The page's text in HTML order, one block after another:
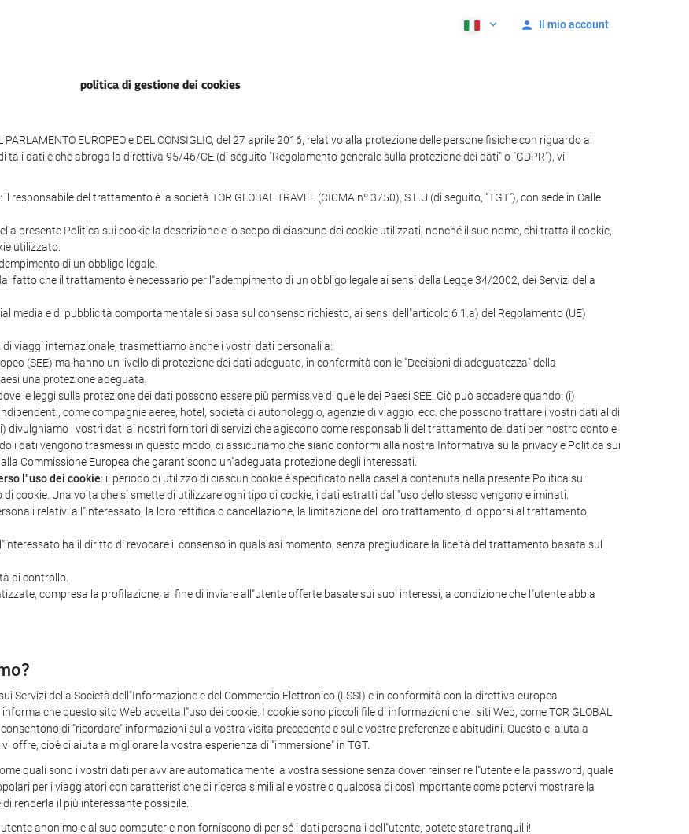
Il mio account
politica di gestione dei cookies
EUROPEO e DEL CONSIGLIO, del 27 aprile 2016, relativo alla protezione delle persone fisiche con riguardo al
dati e che abroga la direttiva 95/46/CE (di seguito "Regolamento generale sulla protezione dei dati" o "GDPR"), vi
: il responsabile del trattamento è la società TOR GLOBAL TRAVEL (CICMA nº 3750), S.L.U (di seguito, "TGT"), con sede in Calle
presente Politica sui cookie la descrizione e lo scopo di ciascuno dei cookie utilizzati, nonché il suo nome, chi tratta il cookie,
utilizzato.
di un obbligo legale.
fatto che il trattamento è necessario per l"adempimento di un obbligo legale ai sensi della Legge 34/2002, dei Servizi della
media e di pubblicità comportamentale si basa sul consenso richiesto, ai sensi dell"articolo 6.1.a) del Regolamento (UE)
di viaggi internazionale, trasmettiamo anche i vostri dati personali a:
(SEE) ma hanno un livello di protezione dei dati adeguato, in conformità con le "Decisioni di adeguatezza" della
una protezione adeguata;
le leggi sulla protezione dei dati possono essere più permissive di quelle dei Paesi SEE. Ciò può accadere quando: (i)
come compagnie aeree, hotel, società di autonoleggio, agenzie di viaggio, ecc. che possono trattare i vostri dati al di
divulghiamo i vostri dati ai nostri fornitori di servizi che agiscono come responsabili del trattamento dei dati per nostro conto e
i dati vengono trasmessi in questo modo, ci assicuriamo che siano conformi alla nostra Informativa sulla privacy e Politica sui
Commissione Europea che garantiscono un"adeguata protezione degli interessati.
l"uso dei cookie: il periodo di utilizzo di ciascun cookie è specificato nella casella contenuta nella presente Politica sui
cookie. Una volta che si smette di utilizzare ogni tipo di cookie, i dati estratti dall"uso dello stesso vengono eliminati.
relativi all"interessato, la loro rettifica o cancellazione, la limitazione del loro trattamento, di opporsi al trattamento,
ha il diritto di revocare il consenso in qualsiasi momento, senza pregiudicare la liceità del trattamento basata sul
di controllo.
compresa la profilazione, al fine di inviare all"utente offerte basate sui suoi interessi, a condizione che l"utente abbia
Servizi della Società dell"Informazione e del Commercio Elettronico (LSSI) e in conformità con la direttiva europea
che questo sito Web accetta l"uso dei cookie. I cookie sono piccoli file di informazioni che i siti Web, come TOR GLOBAL
di "ricordare" informazioni sulla vostra visita precedente e sulle vostre preferenze e abitudini. Questo ci aiuta a
cioè ci aiuta a migliorare la vostra esperienza di "immersione" in TGT.
quali sono i vostri dati per avviare automaticamente la vostra sessione senza dover reinserire l"utente e la password, quale
per i viaggiatori con caratteristiche di ricerca simili alle vostre o qualcosa di così importante come potervi mostrare la
renderla il più interessante possibile.
anonimo e al suo computer e non forniscono di per sé i dati personali dell"utente, potete stare tranquilli!